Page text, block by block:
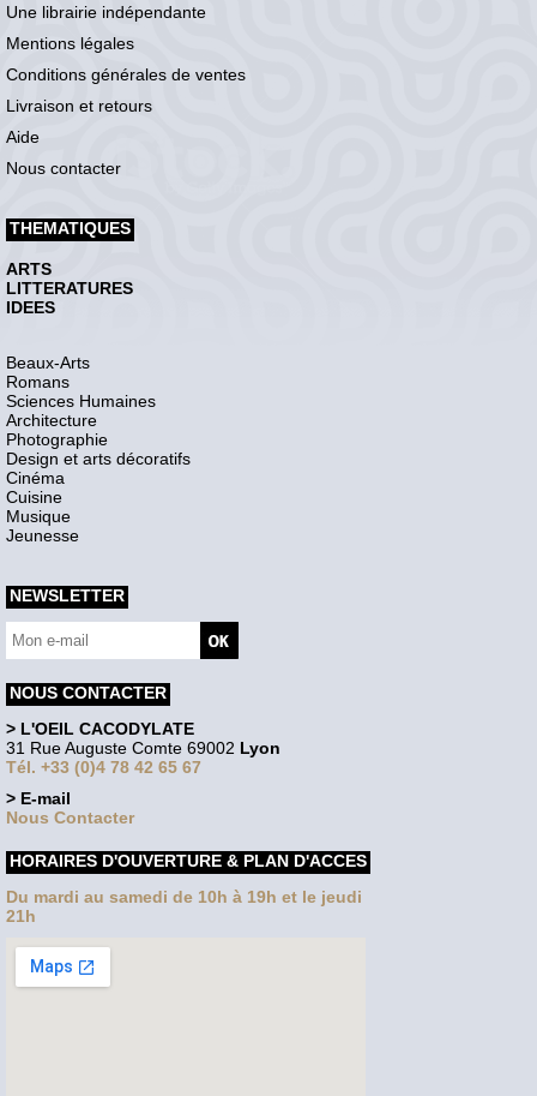
Une librairie indépendante
Mentions légales
Conditions générales de ventes
Livraison et retours
Aide
Nous contacter
THEMATIQUES
ARTS
LITTERATURES
IDEES
Beaux-Arts
Romans
Sciences Humaines
Architecture
Photographie
Design et arts décoratifs
Cinéma
Cuisine
Musique
Jeunesse
NEWSLETTER
NOUS CONTACTER
> L'OEIL CACODYLATE
31 Rue Auguste Comte 69002 Lyon
Tél. +33 (0)4 78 42 65 67
> E-mail
Nous Contacter
HORAIRES D'OUVERTURE & PLAN D'ACCES
Du mardi au samedi de 10h à 19h et le jeudi
21h